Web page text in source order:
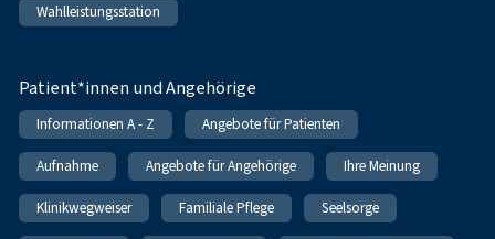
Wahlleistungsstation
Patient*innen und Angehörige
Informationen A - Z Angebote für Patienten
Aufnahme Angebote für Angehörige Ihre Meinung
Klinikwegweiser Familiale Pflege Seelsorge